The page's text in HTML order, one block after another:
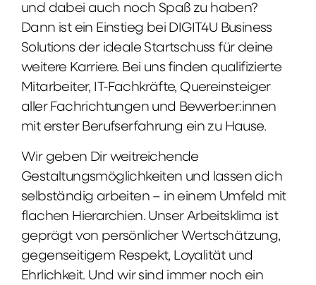
und dabei auch noch Spaß zu haben?
Dann ist ein Einstieg bei DIGIT4U Business
Solutions der ideale Startschuss für deine
weitere Karriere. Bei uns finden qualifizierte
Mitarbeiter, IT-Fachkräfte, Quereinsteiger
aller Fachrichtungen und Bewerber:innen
mit erster Berufserfahrung ein zu Hause.
Wir geben Dir weitreichende
Gestaltungsmöglichkeiten und lassen dich
selbständig arbeiten – in einem Umfeld mit
flachen Hierarchien. Unser Arbeitsklima ist
geprägt von persönlicher Wertschätzung,
gegenseitigem Respekt, Loyalität und
Ehrlichkeit. Und wir sind immer noch ein